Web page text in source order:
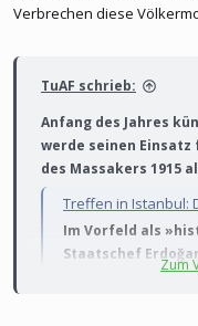
Verbrechen diese
TuAF schrieb:
Anfang des Jahres
werde seinen
des Massakers 1915
Treffen in Istanbul: Das Verhältnis
Im Vorfeld als
Staatschef
Regierungschef
Zum